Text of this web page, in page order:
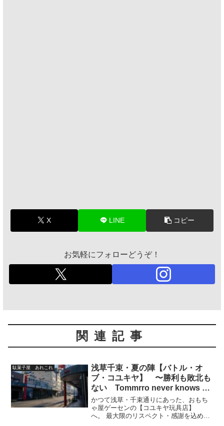
X LINE コピー
お気軽にフォローどうぞ！
関連記事
駄菓子屋 あれこれ
浅草千束・夏の陣【バトル・オ
ブ・コユキヤ】 〜勝利も敗北も
ない Tommrro never knows な
日々
かつて浅草・千束通りにあった、おもち
ゃ屋ゲーセンの【コユキヤ玩具店】
へ。 最大限のリスペクト・感謝を込め、